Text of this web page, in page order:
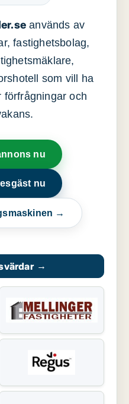
används av
fastighetsbolag,
som vill ha
förfrågningar och
nu
nu
→
→